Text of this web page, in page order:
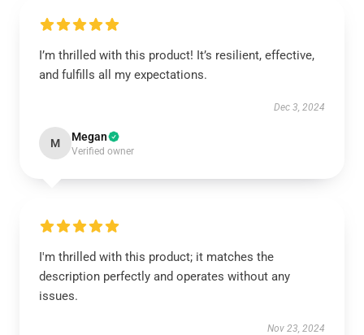
I’m thrilled with this product! It’s resilient, effective,
and fulfills all my expectations.
Dec 3, 2024
M Megan
Verified owner
I'm thrilled with this product; it matches the
description perfectly and operates without any
issues.
Nov 23, 2024